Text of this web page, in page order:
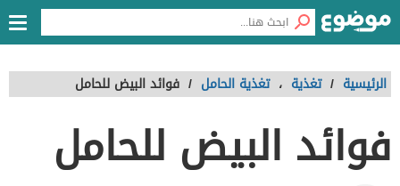
الرئيسية / تغذية ، تغذية الحامل / فوائد البيض للحامل
فوائد البيض للحامل